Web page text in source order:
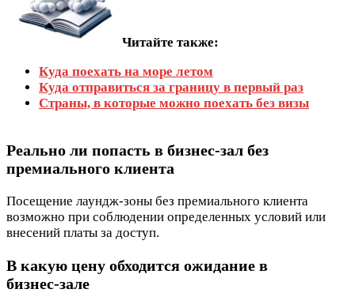
Читайте также:
Куда поехать на море летом
Куда отправиться за границу в первый раз
Страны, в которые можно поехать без визы
Реально ли попасть в бизнес‑зал без
премиального клиента
Посещение лаундж-зоны без премиального клиента
возможно при соблюдении определенных условий или
внесений платы за доступ.
В какую цену обходится ожидание в
бизнес‑зале